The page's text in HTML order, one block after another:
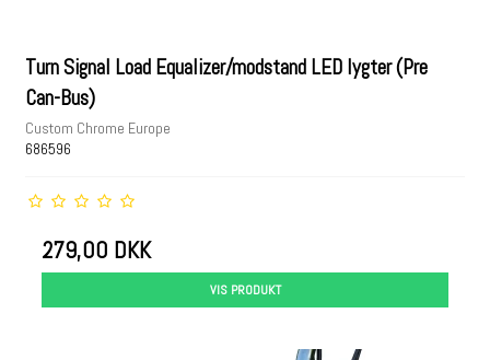
Turn Signal Load Equalizer/modstand LED lygter (Pre
Can-Bus)
Custom Chrome Europe
686596
279,00 DKK
VIS PRODUKT